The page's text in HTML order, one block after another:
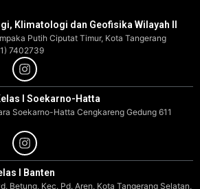
Klimatologi dan Geofisika Wilayah II
Putih Ciputat Timur, Kota Tangerang
7402739
I Soekarno-Hatta
Soekarno-Hatta Cengkareng Gedung 611
I Banten
Betung, Kec. Pd. Aren, Kota Tangerang Selatan,